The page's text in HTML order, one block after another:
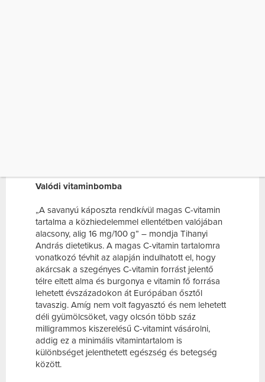
Valódi vitaminbomba
„A savanyú káposzta rendkívül magas C-vitamin
tartalma a közhiedelemmel ellentétben valójában
alacsony, alig 16 mg/100 g” – mondja Tihanyi
András dietetikus. A magas C-vitamin tartalomra
vonatkozó tévhit az alapján indulhatott el, hogy
akárcsak a szegényes C-vitamin forrást jelentő
télre eltett alma és burgonya e vitamin fő forrása
lehetett évszázadokon át Európában ősztől
tavaszig. Amíg nem volt fagyasztó és nem lehetett
déli gyümölcsöket, vagy olcsón több száz
milligrammos kiszerelésű C-vitamint vásárolni,
addig ez a minimális vitamintartalom is
különbséget jelenthetett egészség és betegség
között.